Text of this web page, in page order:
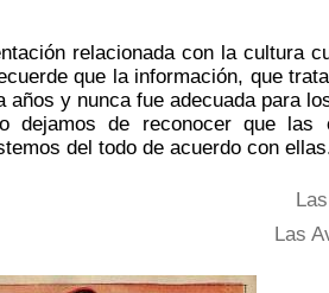
relacionada con la cultura
que la información, que
años y nunca fue adecuada para
dejamos de reconocer que las
del todo de acuerdo con
Las